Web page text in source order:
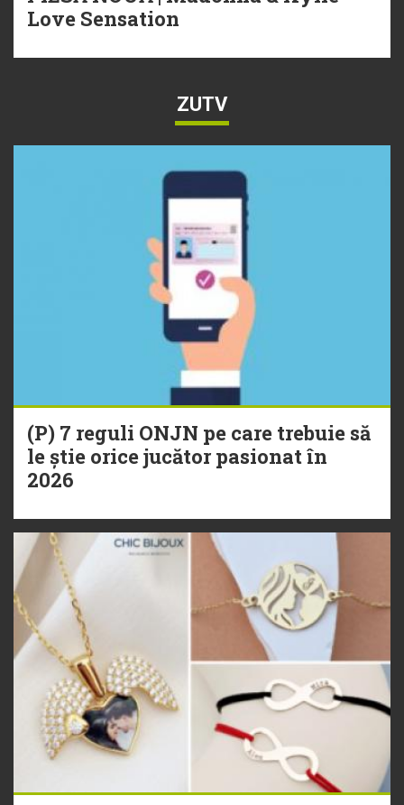
Love Sensation
ZUTV
(P) 7 reguli ONJN pe care trebuie să
le știe orice jucător pasionat în
2026